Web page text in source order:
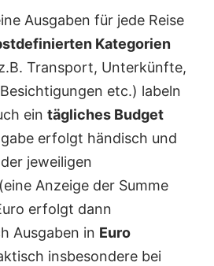
Ausgaben für jede Reise
Kategorien
Transport, Unterkünfte,
etc.) labeln
ein tägliches Budget
erfolgt händisch und
jeweiligen
(eine Anzeige der Summe
erfolgt dann
Ausgaben in Euro
insbesondere bei